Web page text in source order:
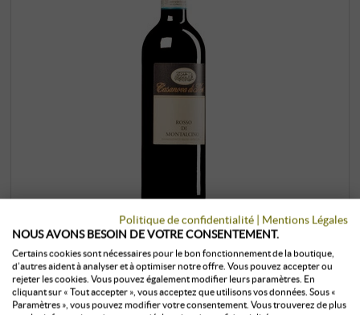
Rosso di Montalcino DOC 2024
Casanova di Neri | Toscane
En 1971, Giovanni Neri a acheté le Podere
Politique de confidentialité | Mentions Légales
NOUS AVONS BESOIN DE VOTRE CONSENTEMENT.
Certains cookies sont nécessaires pour le bon fonctionnement de la boutique,
d’autres aident à analyser et à optimiser notre offre. Vous pouvez accepter ou
rejeter les cookies. Vous pouvez également modifier leurs paramètres. En
cliquant sur « Tout accepter », vous acceptez que utilisons vos données. Sous «
Paramètres », vous pouvez modifier votre consentement. Vous trouverez de plus